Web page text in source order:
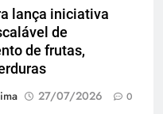
lança iniciativa
de
de frutas,
27/07/2026 0